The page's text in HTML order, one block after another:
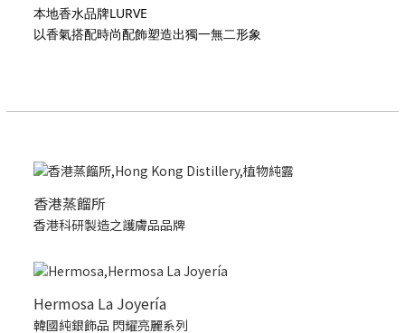
本地香水品牌LURVE
以香氣搭配時尚配飾塑造出獨一無二形象
香港蒸餾所
香港科研製造之護膚品品牌
Hermosa La Joyería
韓國純銀飾品 閃耀亮麗系列